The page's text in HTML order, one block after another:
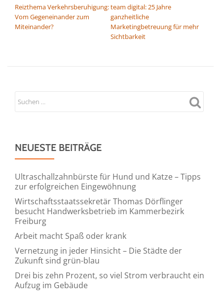
Reizthema Verkehrsberuhigung:
Vom Gegeneinander zum
Miteinander?
team digital: 25 Jahre
ganzheitliche
Marketingbetreuung für mehr
Sichtbarkeit
NEUESTE BEITRÄGE
Ultraschallzahnbürste für Hund und Katze – Tipps
zur erfolgreichen Eingewöhnung
Wirtschaftsstaatssekretär Thomas Dörflinger
besucht Handwerksbetrieb im Kammerbezirk
Freiburg
Arbeit macht Spaß oder krank
Vernetzung in jeder Hinsicht – Die Städte der
Zukunft sind grün-blau
Drei bis zehn Prozent, so viel Strom verbraucht ein
Aufzug im Gebäude